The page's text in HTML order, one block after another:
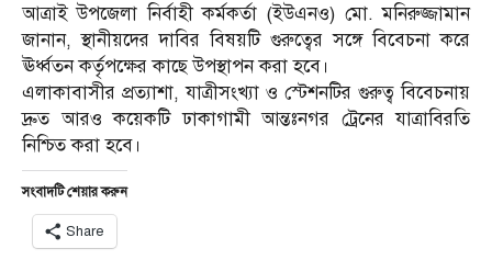
আত্রাই উপজেলা নির্বাহী কর্মকর্তা (ইউএনও) মো. মনিরুজ্জামান
জানান, স্থানীয়দের দাবির বিষয়টি গুরুত্বের সঙ্গে বিবেচনা করে
ঊর্ধ্বতন কর্তৃপক্ষের কাছে উপস্থাপন করা হবে।
এলাকাবাসীর প্রত্যাশা, যাত্রীসংখ্যা ও স্টেশনটির গুরুত্ব বিবেচনায়
দ্রুত আরও কয়েকটি ঢাকাগামী আন্তঃনগর ট্রেনের যাত্রাবিরতি
নিশ্চিত করা হবে।
সংবাদটি শেয়ার করুন
Share